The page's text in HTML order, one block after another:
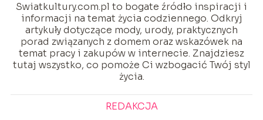
Swiatkultury.com.pl to bogate źródło inspiracji i
informacji na temat życia codziennego. Odkryj
artykuły dotyczące mody, urody, praktycznych
porad związanych z domem oraz wskazówek na
temat pracy i zakupów w internecie. Znajdziesz
tutaj wszystko, co pomoże Ci wzbogacić Twój styl
życia.
REDAKCJA